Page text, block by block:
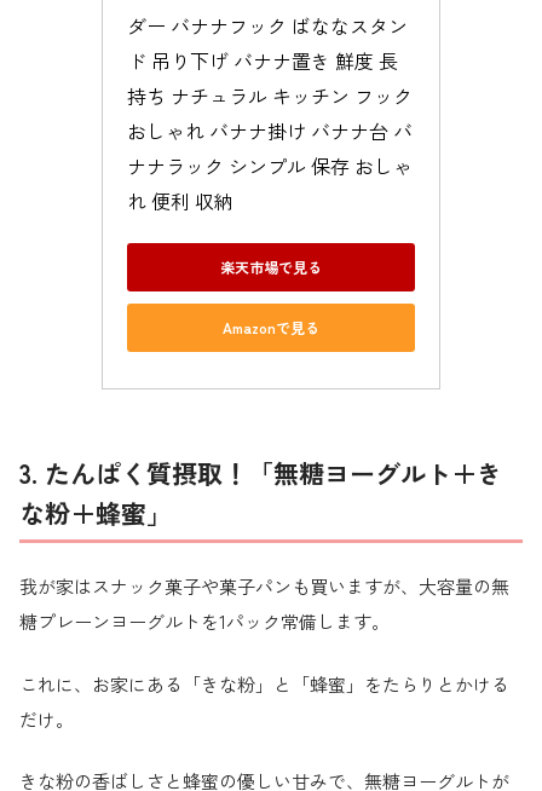
ダー バナナフック ばななスタン
ド 吊り下げ バナナ置き 鮮度 長
持ち ナチュラル キッチン フック
おしゃれ バナナ掛け バナナ台 バ
ナナラック シンプル 保存 おしゃ
れ 便利 収納
楽天市場で見る
Amazonで見る
3. たんぱく質摂取！「無糖ヨーグルト＋き
な粉＋蜂蜜」
我が家はスナック菓子や菓子パンも買いますが、大容量の無
糖プレーンヨーグルトを1パック常備します。
これに、お家にある「きな粉」と「蜂蜜」をたらりとかける
だけ。
きな粉の香ばしさと蜂蜜の優しい甘みで、無糖ヨーグルトが